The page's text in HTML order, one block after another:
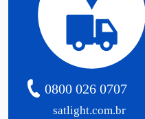
satlight.com.br
0800 026 0707